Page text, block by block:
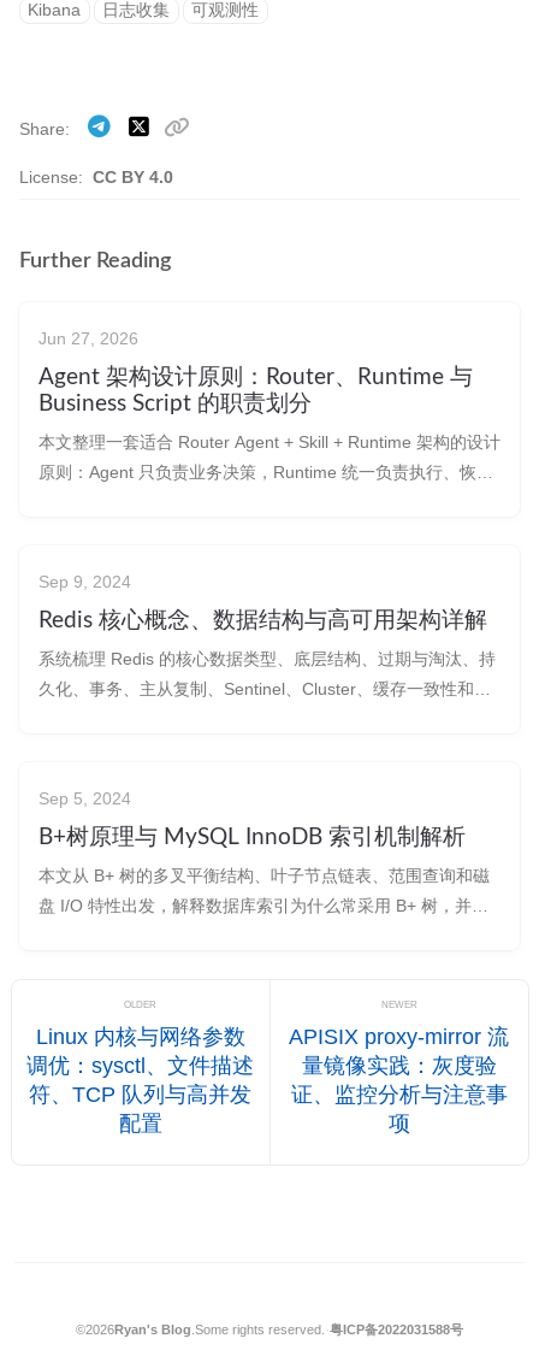
Kibana 日志收集 可观测性
License: CC BY 4.0
Share
Further Reading
Jun 27, 2026
Agent 架构设计原则：Router、Runtime 与
Business Script 的职责划分
本文整理一套适合 Router Agent + Skill + Runtime 架构的设计
原则：Agent 只负责业务决策，Runtime 统一负责执行、恢
Sep 9, 2024
Redis 核心概念、数据结构与高可用架构详解
系统梳理 Redis 的核心数据类型、底层结构、过期与淘汰、持
久化、事务、主从复制、Sentinel、Cluster、缓存一致性和分
Sep 5, 2024
B+树原理与 MySQL InnoDB 索引机制解析
本文从 B+ 树的多叉平衡结构、叶子节点链表、范围查询和磁
盘 I/O 特性出发，解释数据库索引为什么常采用 B+ 树，并结
OLDER
Linux 内核与网络参数
调优：sysctl、文件描述
符、TCP 队列与高并发
配置
NEWER
APISIX proxy-mirror 流
量镜像实践：灰度验
证、监控分析与注意事
项
©2026Ryan's Blog Some rights reserved. ·粤ICP备2022031588号